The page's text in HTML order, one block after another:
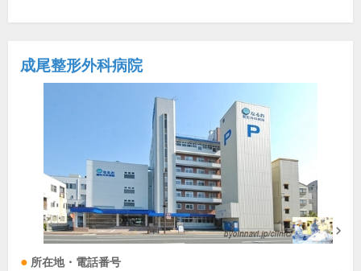
成尾整形外科病院
所在地・電話番号